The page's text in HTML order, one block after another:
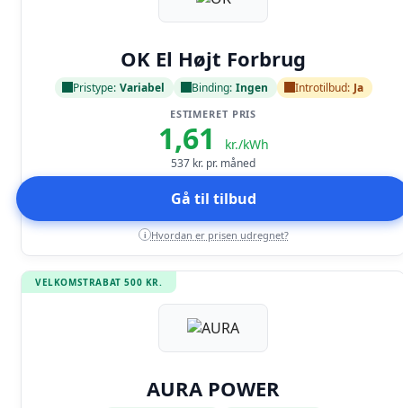
OK El Højt Forbrug
Pristype: Variabel Binding: Ingen Introtilbud: Ja
ESTIMERET PRIS
1,61 kr./kWh
537 kr. pr. måned
Gå til tilbud
i Hvordan er prisen udregnet?
VELKOMSTRABAT 500 KR.
AURA POWER